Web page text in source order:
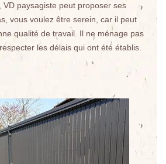
VD paysagiste peut proposer ses
vous voulez être serein, car il peut
qualité de travail. Il ne ménage pas
les délais qui ont été établis.